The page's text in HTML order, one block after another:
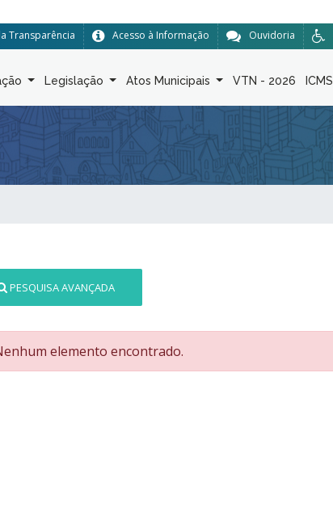
Ouvidoria
Acesso à Informação
Transparência
Legislação Atos Municipais VTN - 2026 ICMS
PESQUISA AVANÇADA
elemento encontrado.